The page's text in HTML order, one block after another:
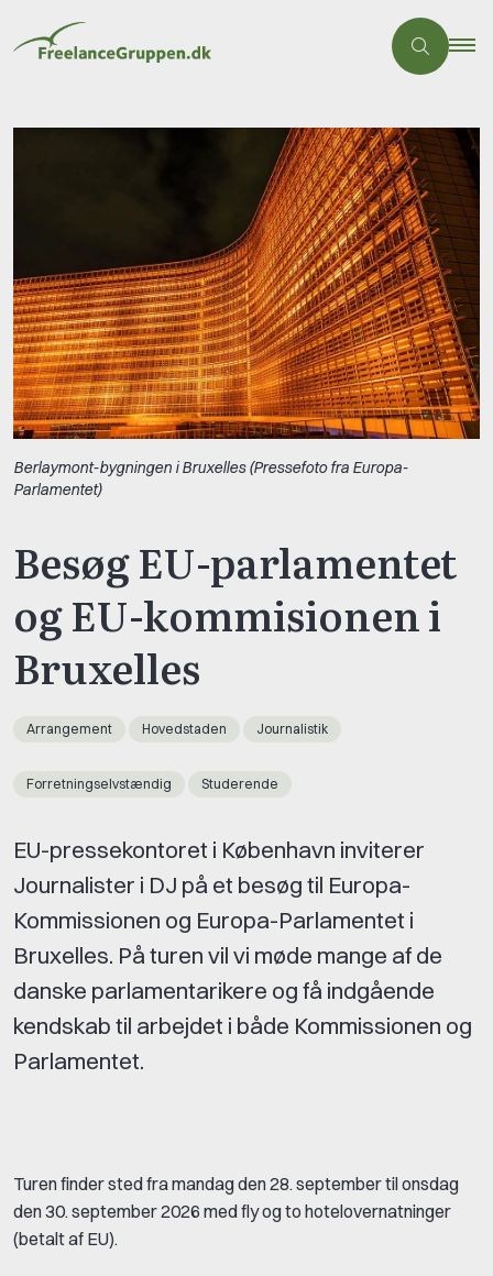
Berlaymont-bygningen i Bruxelles (Pressefoto fra Europa-
Parlamentet)
Besøg EU-parlamentet
og EU-kommisionen i
Bruxelles
Arrangement Hovedstaden Journalistik
Forretningselvstændig Studerende
EU-pressekontoret i København inviterer
Journalister i DJ på et besøg til Europa-
Kommissionen og Europa-Parlamentet i
Bruxelles. På turen vil vi møde mange af de
danske parlamentarikere og få indgående
kendskab til arbejdet i både Kommissionen og
Parlamentet.
Turen finder sted fra mandag den 28. september til onsdag
den 30. september 2026 med fly og to hotelovernatninger
(betalt af EU).